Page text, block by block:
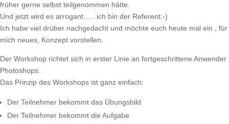
früher gerne selbst teilgenommen hätte.
Und jetzt wird es arrogant….. ich bin der Referent:-)
Ich habe viel drüber nachgedacht und möchte euch heute mal ein , für
mich neues, Konzept vorstellen.
Der Workshop richtet sich in erster Linie an fortgeschrittene Anwender
Photoshops.
Das Prinzip des Workshops ist ganz einfach:
Der Teilnehmer bekommt das Übungsbild
Der Teilnehmer bekommt die Aufgabe